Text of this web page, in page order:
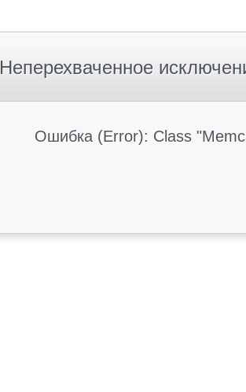
Неперехваченное
Ошибка (Error): Class